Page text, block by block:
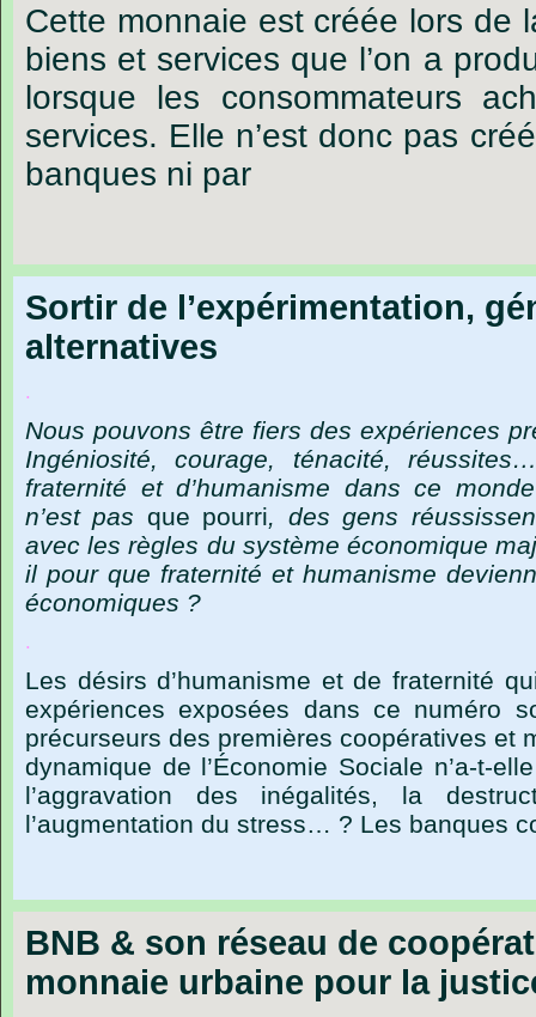
Cette monnaie est créée lors de
biens et services que l’on a
lorsque les consommateurs
services. Elle n’est donc pas
banques ni par
Sortir de l’expérimentation,
alternatives
.
Nous pouvons être fiers des expériences
Ingéniosité,
courage, ténacité,
fraternité et d’humanisme dans ce monde
n’est pas que pourri, des gens
avec les règles du système économique
il pour que fraternité et humanisme
économiques ?
.
Les désirs d’humanisme et de fraternité
expériences exposées dans ce numéro
précurseurs des premières coopératives et
dynamique de l’Économie Sociale n’a-t-
l’aggravation des inégalités, la
l’augmentation du stress… ? Les banques
BNB & son réseau de
monnaie urbaine pour la